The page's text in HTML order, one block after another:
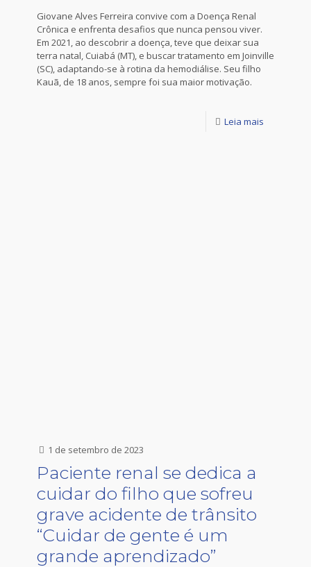
Giovane Alves Ferreira convive com a Doença Renal
Crônica e enfrenta desafios que nunca pensou viver.
Em 2021, ao descobrir a doença, teve que deixar sua
terra natal, Cuiabá (MT), e buscar tratamento em Joinville
(SC), adaptando-se à rotina da hemodiálise. Seu filho
Kauã, de 18 anos, sempre foi sua maior motivação.
Leia mais
1 de setembro de 2023
Paciente renal se dedica a
cuidar do filho que sofreu
grave acidente de trânsito
“Cuidar de gente é um
grande aprendizado”